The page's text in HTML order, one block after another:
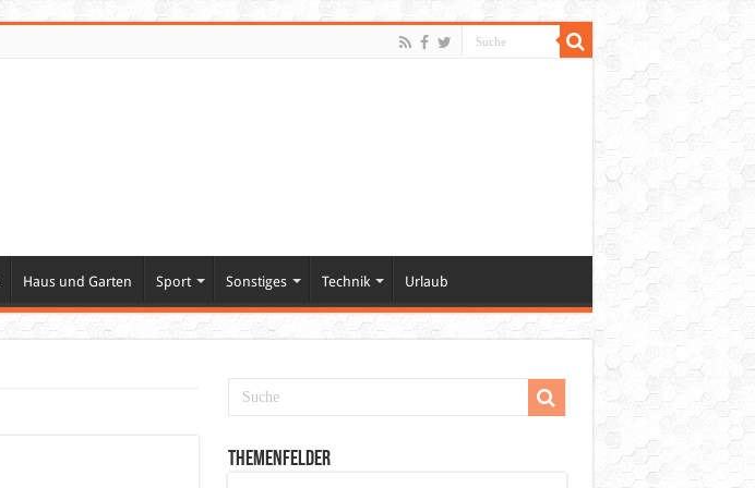
Haus und Garten Sport Sonstiges Technik Urlaub
Themenfelder